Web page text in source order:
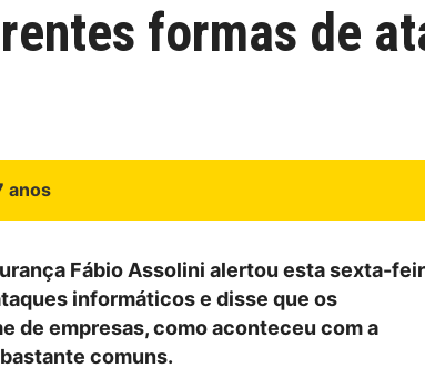
formas de
anos
Fábio Assolini alertou esta sexta-
informáticos e disse que os
de empresas, como aconteceu com a
comuns.